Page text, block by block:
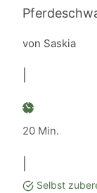
von Saskia
20Minuten
Min.
Selbst